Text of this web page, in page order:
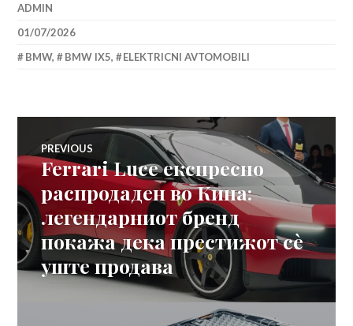
ADMIN
01/07/2026
BMW, BMW IX5, ELEKTRICNI AVTOMOBILI
Навигација
на
напис
PREVIOUS
Previous
Ferrari Luce експресно
распродаден во Кина:
легендарниот бренд
покажа дека престижот сè
уште продава